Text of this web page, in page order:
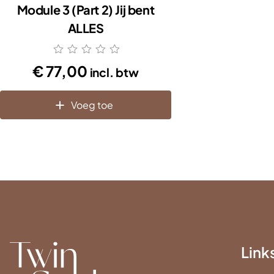
Module 3 (Part 2) Jij bent
ALLES
€77,00 incl. btw
Voeg toe